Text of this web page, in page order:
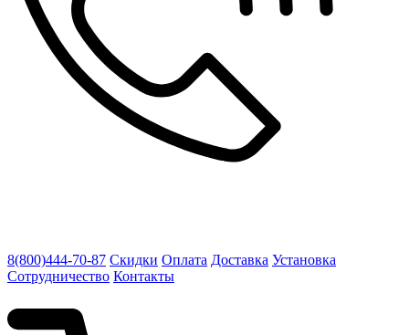
8(800)444-70-87 Скидки Оплата Доставка Установка
Сотрудничество Контакты